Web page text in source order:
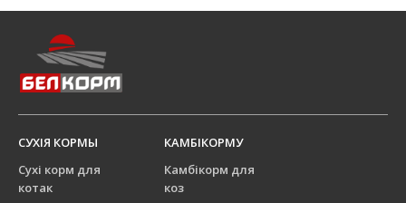
СУХІЯ КОРМЫ
Сухі корм для
котак
КАМБІКОРМУ
Камбікорм для
коз